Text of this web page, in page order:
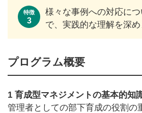
特徴
3
様々な事例への対応に
で、実践的な理解を深め
プログラム概要
1 育成型マネジメントの基本的知
管理者としての部下育成の役割の